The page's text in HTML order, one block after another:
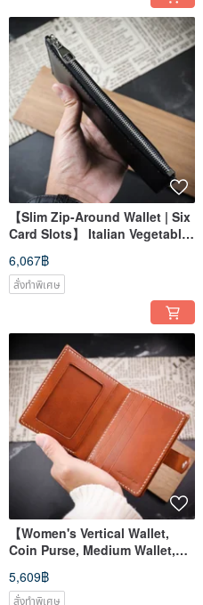
【Slim Zip-Around Wallet | Six
Card Slots】 Italian Vegetable-
Tanned Leather | Custom
Engraving | Mister Handmade
6,067฿
สั่งทำพิเศษ
【Women's Vertical Wallet,
Coin Purse, Medium Wallet,
With Coin Compartment】
Brown Italian Vegetable-
Tanned Leather
5,609฿
สั่งทำพิเศษ